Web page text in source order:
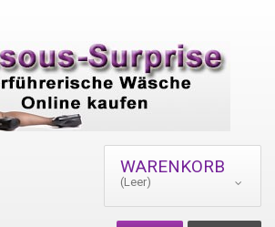
WARENKORB
(Leer)